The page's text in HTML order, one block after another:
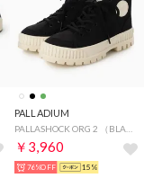
PALLADIUM
￥3,960
76%OFF 15%